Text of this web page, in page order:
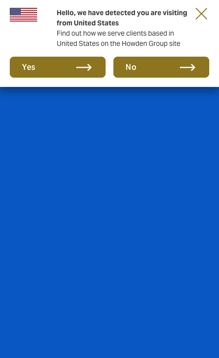
Hello, we have detected you are visiting
from United States
Find out how we serve clients based in
United States on the Howden Group site
Yes No